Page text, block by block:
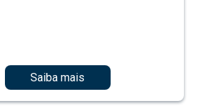
Saiba mais